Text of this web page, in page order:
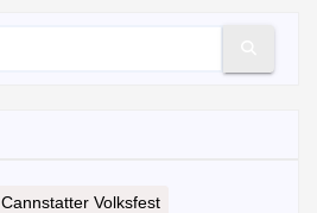
Cannstatter Volksfest